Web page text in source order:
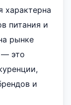
характерна
питания и
рынке
это
и